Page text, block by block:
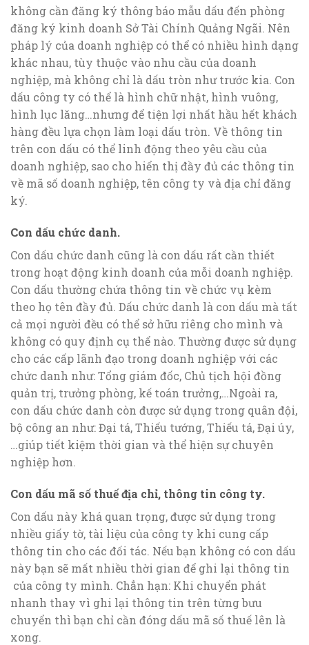
không cần đăng ký thông báo mẫu dấu đến phòng
đăng ký kinh doanh Sở Tài Chính Quảng Ngãi. Nên
pháp lý của doanh nghiệp có thể có nhiều hình dạng
khác nhau, tùy thuộc vào nhu cầu của doanh
nghiệp, mà không chỉ là dấu tròn như trước kia. Con
dấu công ty có thể là hình chữ nhật, hình vuông,
hình lục lăng…nhưng để tiện lợi nhất hầu hết khách
hàng đều lựa chọn làm loại dấu tròn. Về thông tin
trên con dấu có thể linh động theo yêu cầu của
doanh nghiệp, sao cho hiển thị đầy đủ các thông tin
về mã số doanh nghiệp, tên công ty và địa chỉ đăng
ký.
Con dấu chức danh.
Con dấu chức danh cũng là con dấu rất cần thiết
trong hoạt động kinh doanh của mỗi doanh nghiệp.
Con dấu thường chứa thông tin về chức vụ kèm
theo họ tên đầy đủ. Dấu chức danh là con dấu mà tất
cả mọi người đều có thể sở hữu riêng cho mình và
không có quy định cụ thể nào. Thường được sử dụng
cho các cấp lãnh đạo trong doanh nghiệp với các
chức danh như: Tổng giám đốc, Chủ tịch hội đồng
quản trị, trưởng phòng, kế toán trưởng,…Ngoài ra,
con dấu chức danh còn được sử dụng trong quân đội,
bộ công an như: Đại tá, Thiếu tướng, Thiếu tá, Đại úy,
…giúp tiết kiệm thời gian và thể hiện sự chuyên
nghiệp hơn.
Con dấu mã số thuế địa chỉ, thông tin công ty.
Con dấu này khá quan trọng, được sử dụng trong
nhiều giấy tờ, tài liệu của công ty khi cung cấp
thông tin cho các đối tác. Nếu bạn không có con dấu
này bạn sẽ mất nhiều thời gian để ghi lại thông tin
của công ty mình. Chẳn hạn: Khi chuyển phát
nhanh thay vì ghi lại thông tin trên từng bưu
chuyển thì bạn chỉ cần đóng dấu mã số thuế lên là
xong.